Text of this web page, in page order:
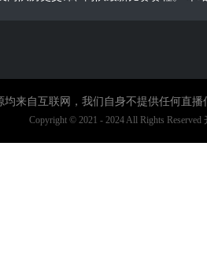
均来自互联网，我们自身不提供任何直
Copyright © 2021 - 2024 All Rights